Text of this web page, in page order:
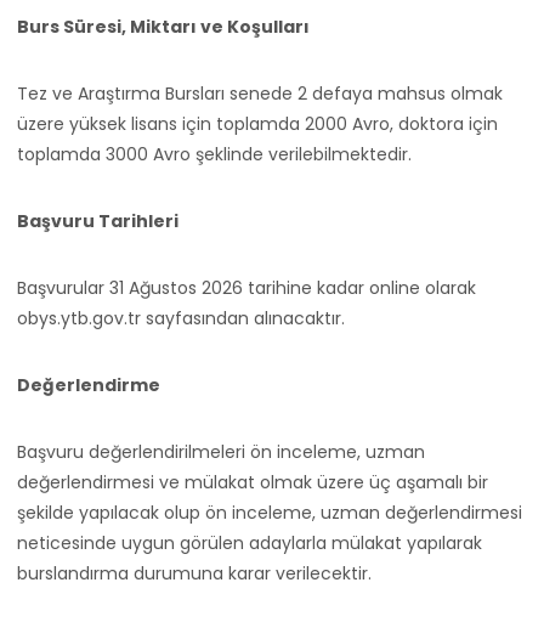
Burs Süresi, Miktarı ve Koşulları
Tez ve Araştırma Bursları senede 2 defaya mahsus olmak
üzere yüksek lisans için toplamda 2000 Avro, doktora için
toplamda 3000 Avro şeklinde verilebilmektedir.
Başvuru Tarihleri
Başvurular 31 Ağustos 2026 tarihine kadar online olarak
obys.ytb.gov.tr sayfasından alınacaktır.
Değerlendirme
Başvuru değerlendirilmeleri ön inceleme, uzman
değerlendirmesi ve mülakat olmak üzere üç aşamalı bir
şekilde yapılacak olup ön inceleme, uzman değerlendirmesi
neticesinde uygun görülen adaylarla mülakat yapılarak
burslandırma durumuna karar verilecektir.